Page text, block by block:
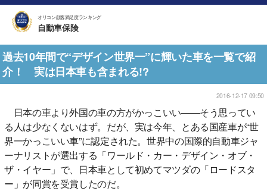
オリコン顧客満足度ランキング
自動車保険
過去10年間で“デザイン世界一”に輝いた車を一覧で紹
介！ 実は日本車も含まれる!?
2016-12-17 09:50
日本の車より外国の車の方がかっこいい――そう思ってい
る人は少なくないはず。だが、実は今年、とある国産車が“世
界一かっこいい車”に認定された。世界中の国際的自動車ジャ
ーナリストが選出する「ワールド・カー・デザイン・オブ・
ザ・イヤー」で、日本車として初めてマツダの「ロードスタ
ー」が同賞を受賞したのだ。